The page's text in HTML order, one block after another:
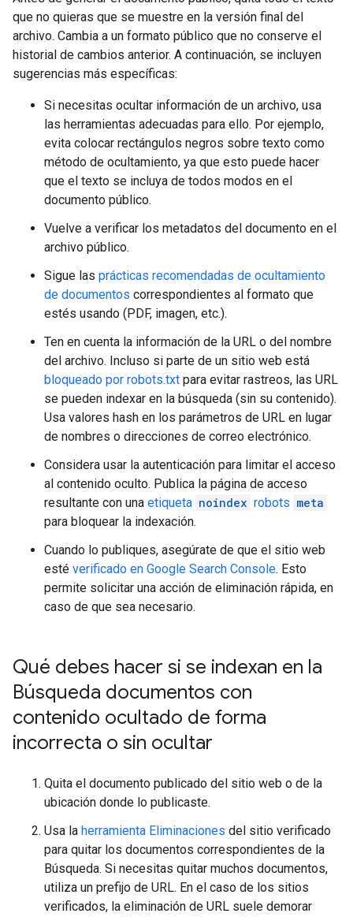
que no quieras que se muestre en la versión final del
archivo. Cambia a un formato público que no conserve el
historial de cambios anterior. A continuación, se incluyen
sugerencias más específicas:
Si necesitas ocultar información de un archivo, usa
las herramientas adecuadas para ello. Por ejemplo,
evita colocar rectángulos negros sobre texto como
método de ocultamiento, ya que esto puede hacer
que el texto se incluya de todos modos en el
documento público.
Vuelve a verificar los metadatos del documento en el
archivo público.
Sigue las prácticas recomendadas de ocultamiento
de documentos correspondientes al formato que
estés usando (PDF, imagen, etc.).
Ten en cuenta la información de la URL o del nombre
del archivo. Incluso si parte de un sitio web está
bloqueado por robots.txt para evitar rastreos, las URL
se pueden indexar en la búsqueda (sin su contenido).
Usa valores hash en los parámetros de URL en lugar
de nombres o direcciones de correo electrónico.
Considera usar la autenticación para limitar el acceso
al contenido oculto. Publica la página de acceso
resultante con una etiqueta noindex robots meta
para bloquear la indexación.
Cuando lo publiques, asegúrate de que el sitio web
esté verificado en Google Search Console. Esto
permite solicitar una acción de eliminación rápida, en
caso de que sea necesario.
Qué debes hacer si se indexan en la
Búsqueda documentos con
contenido ocultado de forma
incorrecta o sin ocultar
Quita el documento publicado del sitio web o de la
ubicación donde lo publicaste.
Usa la herramienta Eliminaciones del sitio verificado
para quitar los documentos correspondientes de la
Búsqueda. Si necesitas quitar muchos documentos,
utiliza un prefijo de URL. En el caso de los sitios
verificados, la eliminación de URL suele demorar